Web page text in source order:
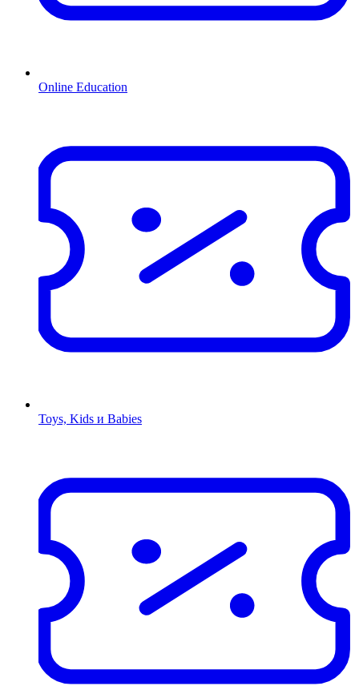
Online Education
Toys, Kids и Babies